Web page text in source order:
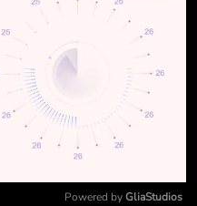
Powered by GliaStudios